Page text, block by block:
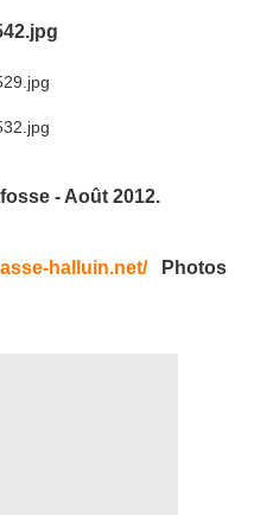
- Août 2012.
halluin.net/Photos